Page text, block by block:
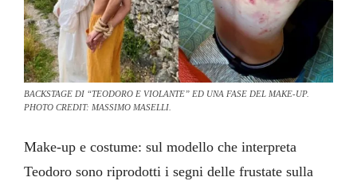
BACKSTAGE DI “TEODORO E VIOLANTE” ED UNA FASE DEL MAKE-UP.
PHOTO CREDIT: MASSIMO MASELLI.
Make-up e costume: sul modello che interpreta
Teodoro sono riprodotti i segni delle frustate sulla